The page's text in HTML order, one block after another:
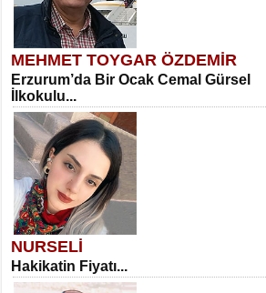
MEHMET TOYGAR ÖZDEMİR
Erzurum’da Bir Ocak Cemal Gürsel
İlkokulu...
NURSELİ
Hakikatin Fiyatı...